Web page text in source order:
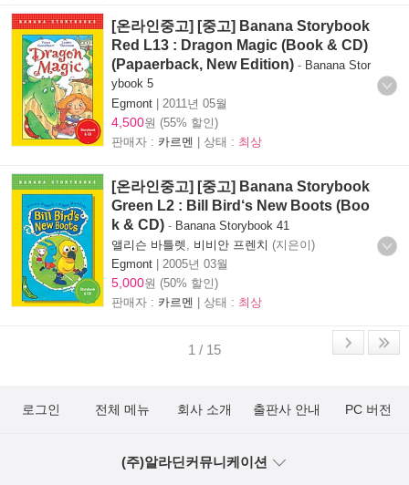
[온라인중고] [중고] Banana Storybook
Red L13 : Dragon Magic (Book & CD)
(Papaerback, New Edition) - Banana Stor
ybook 5
Egmont | 2011년 05월
4,500원 (55% 할인)
판매자 : 카르멘 | 상태 : 최상
[온라인중고] [중고] Banana Storybook
Green L2 : Bill Bird‘s New Boots (Boo
k & CD) - Banana Storybook 41
앨리슨 바틀렛
비비안 프렌치 (지은이)
Egmont | 2005년 03월
5,000원 (50% 할인)
판매자 : 카르멘 | 상태 : 최상
1 / 15
로그인 전체 메뉴 회사 소개 출판사 안내 PC 버전
(주)알라딘커뮤니케이션